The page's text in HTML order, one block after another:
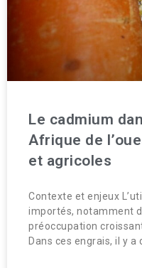
Le cadmium
Afrique de
et agricoles
Contexte et enjeux
importés, notamment
préoccupation
Dans ces engrais, il y a